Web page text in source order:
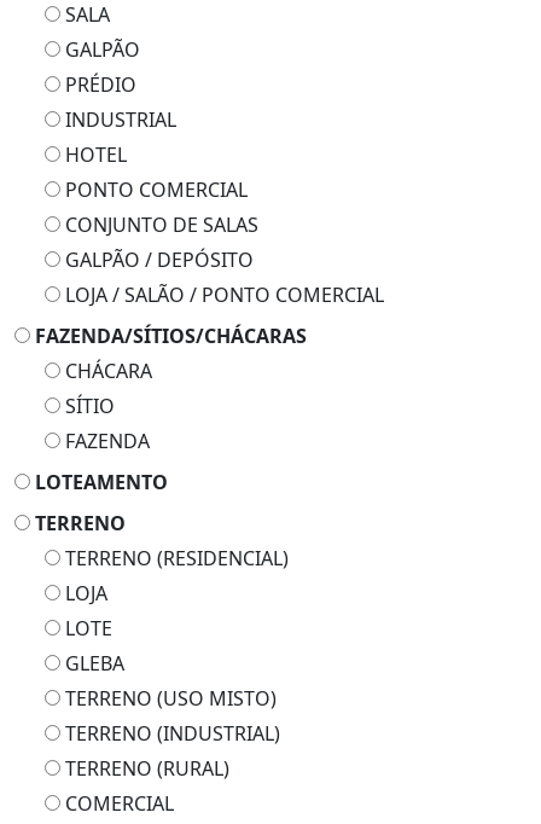
SALA
GALPÃO
PRÉDIO
INDUSTRIAL
HOTEL
PONTO COMERCIAL
CONJUNTO DE SALAS
GALPÃO / DEPÓSITO
LOJA / SALÃO / PONTO COMERCIAL
FAZENDA/SÍTIOS/CHÁCARAS
CHÁCARA
SÍTIO
FAZENDA
LOTEAMENTO
TERRENO
TERRENO (RESIDENCIAL)
LOJA
LOTE
GLEBA
TERRENO (USO MISTO)
TERRENO (INDUSTRIAL)
TERRENO (RURAL)
COMERCIAL